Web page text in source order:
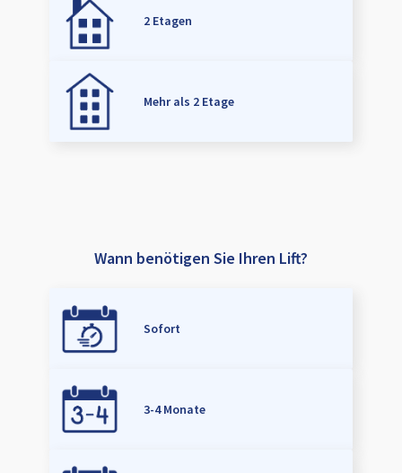
2 Etagen
Mehr als 2 Etage
Wann benötigen Sie Ihren Lift?
Sofort
3-4 Monate